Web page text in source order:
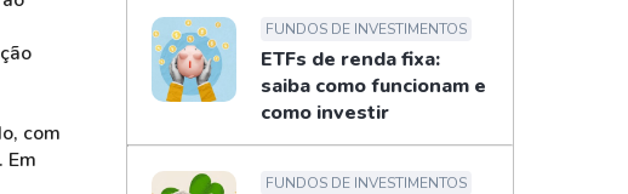
com
Em
FUNDOS DE INVESTIMENTOS
ETFs de renda fixa:
saiba como funcionam e
como investir
FUNDOS DE INVESTIMENTOS